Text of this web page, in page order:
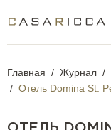
Главная Журнал
Отель Domina St.